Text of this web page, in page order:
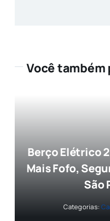
Você também
Berço Elétrico
Mais Fofo,
São
Categorias: